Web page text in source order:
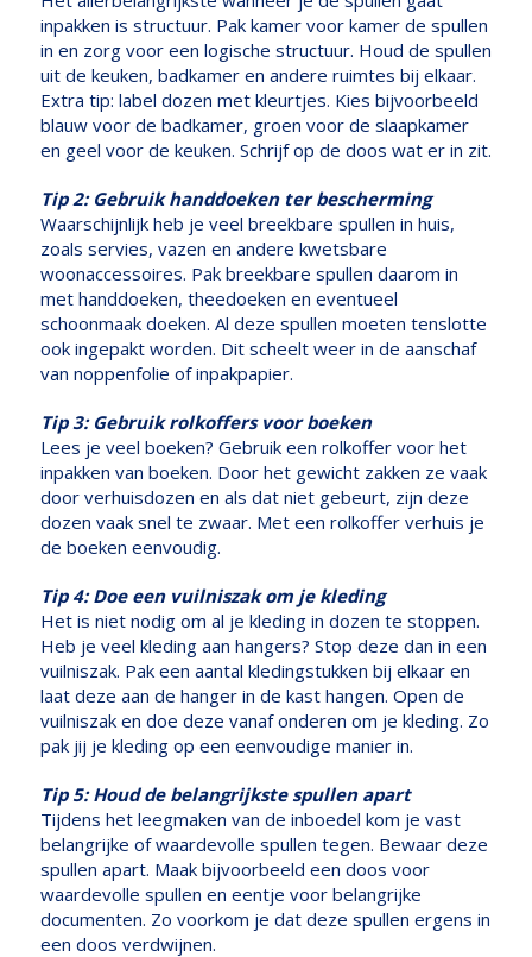
inpakken is structuur. Pak kamer voor kamer de spullen
in en zorg voor een logische structuur. Houd de spullen
uit de keuken, badkamer en andere ruimtes bij elkaar.
Extra tip: label dozen met kleurtjes. Kies bijvoorbeeld
blauw voor de badkamer, groen voor de slaapkamer
en geel voor de keuken. Schrijf op de doos wat er in zit.
Tip 2: Gebruik handdoeken ter bescherming
Waarschijnlijk heb je veel breekbare spullen in huis,
zoals servies, vazen en andere kwetsbare
woonaccessoires. Pak breekbare spullen daarom in
met handdoeken, theedoeken en eventueel
schoonmaak doeken. Al deze spullen moeten tenslotte
ook ingepakt worden. Dit scheelt weer in de aanschaf
van noppenfolie of inpakpapier.
Tip 3: Gebruik rolkoffers voor boeken
Lees je veel boeken? Gebruik een rolkoffer voor het
inpakken van boeken. Door het gewicht zakken ze vaak
door verhuisdozen en als dat niet gebeurt, zijn deze
dozen vaak snel te zwaar. Met een rolkoffer verhuis je
de boeken eenvoudig.
Tip 4: Doe een vuilniszak om je kleding
Het is niet nodig om al je kleding in dozen te stoppen.
Heb je veel kleding aan hangers? Stop deze dan in een
vuilniszak. Pak een aantal kledingstukken bij elkaar en
laat deze aan de hanger in de kast hangen. Open de
vuilniszak en doe deze vanaf onderen om je kleding. Zo
pak jij je kleding op een eenvoudige manier in.
Tip 5: Houd de belangrijkste spullen apart
Tijdens het leegmaken van de inboedel kom je vast
belangrijke of waardevolle spullen tegen. Bewaar deze
spullen apart. Maak bijvoorbeeld een doos voor
waardevolle spullen en eentje voor belangrijke
documenten. Zo voorkom je dat deze spullen ergens in
een doos verdwijnen.